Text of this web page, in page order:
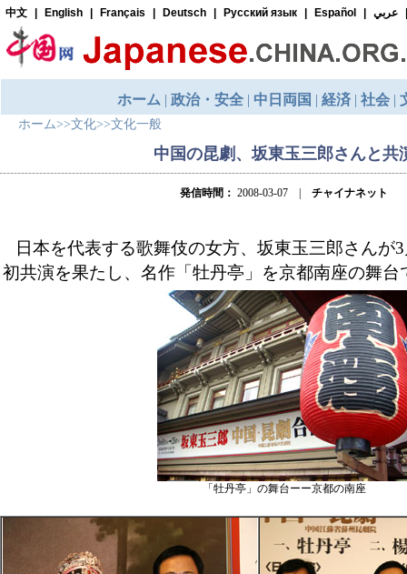
ホーム>>文化>>文化一般
中国の昆劇、坂東玉三郎さんと共
発信時間： 2008-03-07 | チャイナネット
日本を代表する歌舞伎の女方、坂東玉三郎さんが
初共演を果たし、名作「牡丹亭」を京都南座の舞台
「牡丹亭」の舞台ーー京都の南座